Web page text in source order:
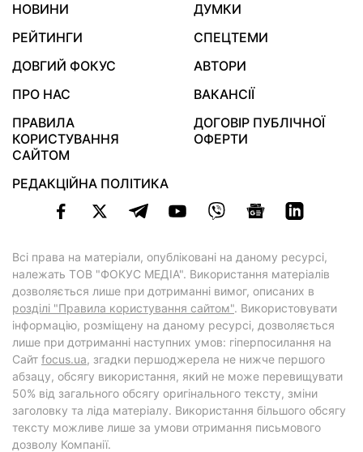
НОВИНИ
ДУМКИ
РЕЙТИНГИ
СПЕЦТЕМИ
ДОВГИЙ ФОКУС
АВТОРИ
ПРО НАС
ВАКАНСІЇ
ПРАВИЛА
КОРИСТУВАННЯ
САЙТОМ
ДОГОВІР ПУБЛІЧНОЇ
ОФЕРТИ
РЕДАКЦІЙНА ПОЛІТИКА
Всі права на матеріали, опубліковані на даному ресурсі,
належать ТОВ "ФОКУС МЕДІА". Використання матеріалів
дозволяється лише при дотриманні вимог, описаних в
розділі "Правила користування сайтом". Використовувати
інформацію, розміщену на даному ресурсі, дозволяється
лише при дотриманні наступних умов: гіперпосилання на
Cайт focus.ua, згадки першоджерела не нижче першого
абзацу, обсягу використання, який не може перевищувати
50% від загального обсягу оригінального тексту, зміни
заголовку та ліда матеріалу. Використання більшого обсягу
тексту можливе лише за умови отримання письмового
дозволу Компанії.